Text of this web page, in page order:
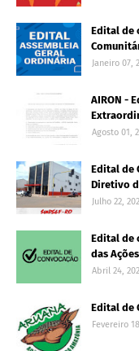
Edital de
Janeiro 07,
AIRON -
Agosto 01,
Edital de
Diretivo
Julho 22,
Edital de
das
Abril 24,
Edital de
Fevereiro